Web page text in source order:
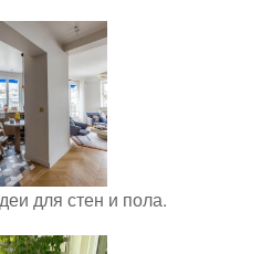
для стен и пола.